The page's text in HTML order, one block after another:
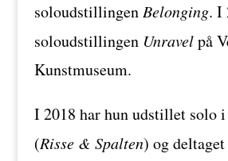
soloudstillingen Belonging. I
soloudstillingen Unravelpå
Kunstmuseum.
I 2018 har hun udstillet solo
(Risse & Spalten) og